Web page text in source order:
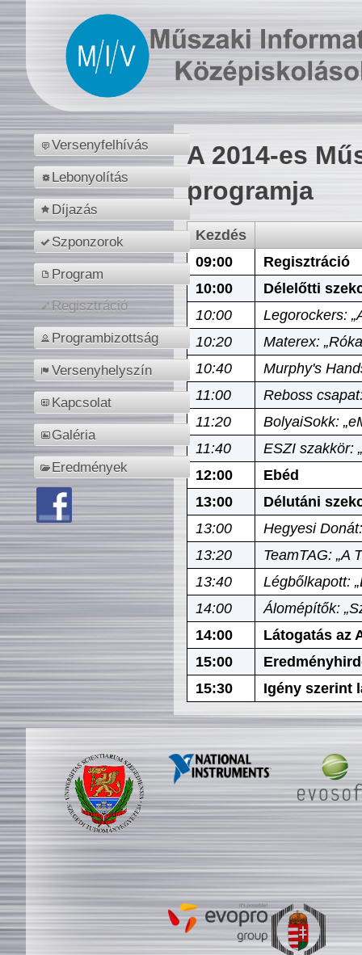
Versenyfelhívás
Lebonyolítás
Díjazás
Szponzorok
Program
Regisztráció
Programbizottság
Versenyhelyszín
Kapcsolat
Galéria
Eredmények
A 2014-es
programja
Kezdés
09:00
Regisztráció
10:00
Délelőtti
10:00
Legorockers:
10:20
Materex:
10:40
Murphy's
11:00
Reboss
11:20
BolyaiSokk:
11:40
ESZI szakkör:
12:00
Ebéd
13:00
Délutáni
13:00
Hegyesi
13:20
TeamTAG: „A
13:40
Légbőlkapott:
14:00
Álomépítők:
14:00
Látogatás az
15:00
15:30
Igény szerint